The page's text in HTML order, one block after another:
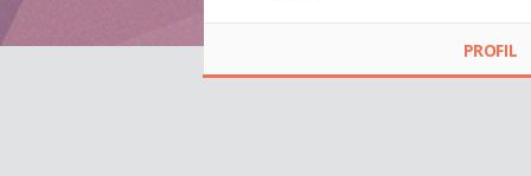
PROFIL